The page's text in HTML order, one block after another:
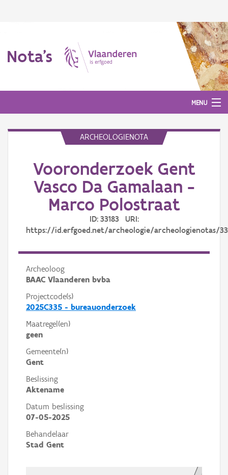
Nota's
MENU
Aanmelden
ARCHEOLOGIENOTA
Vooronderzoek Gent
Vasco Da Gamalaan -
Marco Polostraat
ID: 33183 URI:
https://id.erfgoed.net/archeologie/archeologienotas/
Archeoloog
BAAC Vlaanderen bvba
Projectcode(s)
2025C335 - bureauonderzoek
Maatregel(en)
geen
Gemeente(n)
Gent
Beslissing
Aktename
Datum beslissing
07-05-2025
Behandelaar
Stad Gent